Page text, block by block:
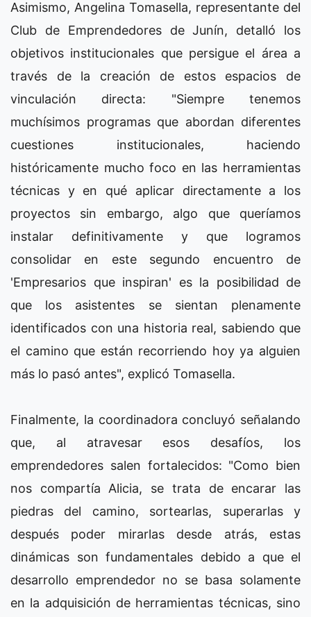
Asimismo, Angelina Tomasella, representante del
Club de Emprendedores de Junín, detalló los
objetivos institucionales que persigue el área a
través de la creación de estos espacios de
vinculación directa: "Siempre tenemos
muchísimos programas que abordan diferentes
cuestiones institucionales, haciendo
históricamente mucho foco en las herramientas
técnicas y en qué aplicar directamente a los
proyectos sin embargo, algo que queríamos
instalar definitivamente y que logramos
consolidar en este segundo encuentro de
'Empresarios que inspiran' es la posibilidad de
que los asistentes se sientan plenamente
identificados con una historia real, sabiendo que
el camino que están recorriendo hoy ya alguien
más lo pasó antes", explicó Tomasella.
Finalmente, la coordinadora concluyó señalando
que, al atravesar esos desafíos, los
emprendedores salen fortalecidos: "Como bien
nos compartía Alicia, se trata de encarar las
piedras del camino, sortearlas, superarlas y
después poder mirarlas desde atrás, estas
dinámicas son fundamentales debido a que el
desarrollo emprendedor no se basa solamente
en la adquisición de herramientas técnicas, sino